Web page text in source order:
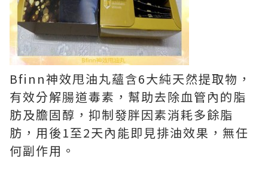
Bfinn神效甩油丸蘊含6大純天然提取物，
有效分解腸道毒素，幫助去除血管內的脂
肪及膽固醇，抑制發胖因素消耗多餘脂
肪，用後1至2天內能即見排油效果，無任
何副作用。